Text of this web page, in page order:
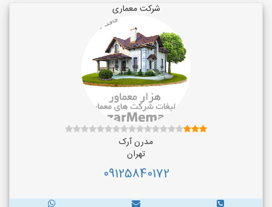
شرکت معماری
مدرن آرک
تهران
09125840172